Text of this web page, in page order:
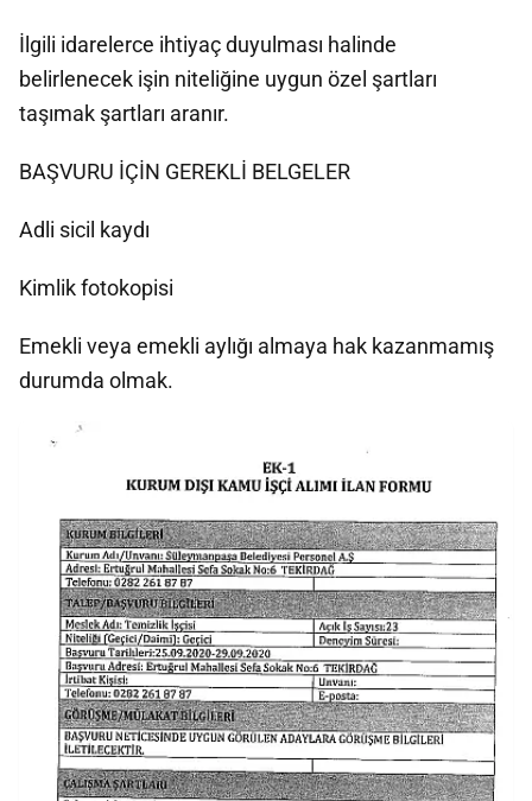
İlgili idarelerce ihtiyaç duyulması halinde
belirlenecek işin niteliğine uygun özel şartları
taşımak şartları aranır.
BAŞVURU İÇİN GEREKLİ BELGELER
Adli sicil kaydı
Kimlik fotokopisi
Emekli veya emekli aylığı almaya hak kazanmamış
durumda olmak.